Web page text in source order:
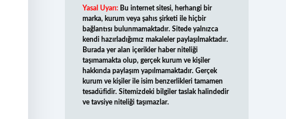
Yasal Uyarı: Bu internet sitesi, herhangi bir
marka, kurum veya şahıs şirketi ile hiçbir
bağlantısı bulunmamaktadır. Sitede yalnızca
kendi hazırladığımız makaleler paylaşılmaktadır.
Burada yer alan içerikler haber niteliği
taşımamakta olup, gerçek kurum ve kişiler
hakkında paylaşım yapılmamaktadır. Gerçek
kurum ve kişiler ile isim benzerlikleri tamamen
tesadüfidir. Sitemizdeki bilgiler taslak halindedir
ve tavsiye niteliği taşımazlar.